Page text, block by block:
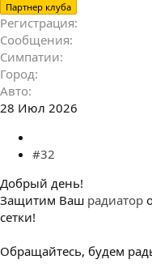
Партнер клуба
Регистрация
Сообщения
Симпатии
Город
Авто
28 Июл 2026
#32
Добрый день!
Защитим Ваш радиатор
сетки!
Обращайтесь, будем